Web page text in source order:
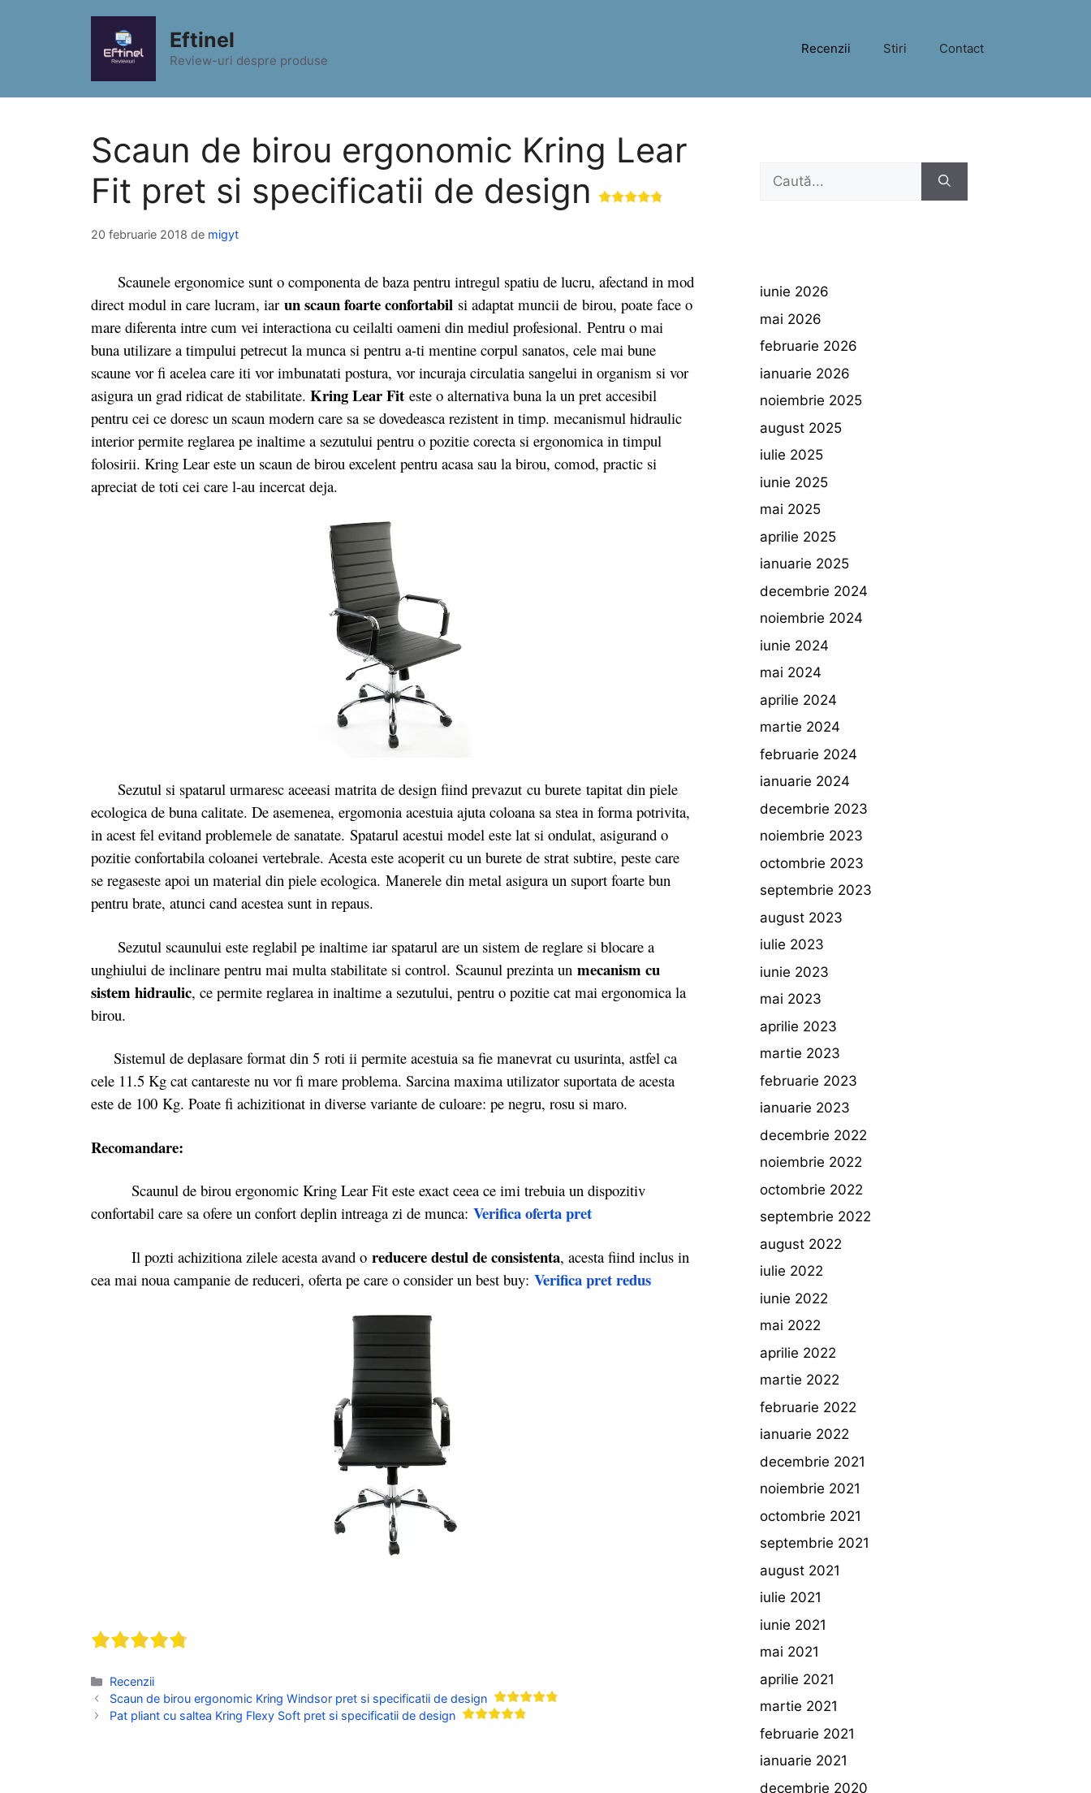
Eftinel
Review-uri despre produse
Recenzii Stiri Contact
Scaun de birou ergonomic Kring Lear
Fit pret si specificatii de design
20 februarie 2018 de migyt
Scaunele ergonomice sunt o componenta de baza pentru intregul spatiu de lucru, afectand in mod
direct modul in care lucram, iar un scaun foarte confortabil si adaptat muncii de birou, poate face o
mare diferenta intre cum vei interactiona cu ceilalti oameni din mediul profesional. Pentru o mai
buna utilizare a timpului petrecut la munca si pentru a-ti mentine corpul sanatos, cele mai bune
scaune vor fi acelea care iti vor imbunatati postura, vor incuraja circulatia sangelui in organism si vor
asigura un grad ridicat de stabilitate. Kring Lear Fit este o alternativa buna la un pret accesibil
pentru cei ce doresc un scaun modern care sa se dovedeasca rezistent in timp. mecanismul hidraulic
interior permite reglarea pe inaltime a sezutului pentru o pozitie corecta si ergonomica in timpul
folosirii. Kring Lear este un scaun de birou excelent pentru acasa sau la birou, comod, practic si
apreciat de toti cei care l-au incercat deja.
Sezutul si spatarul urmaresc aceeasi matrita de design fiind prevazut cu burete tapitat din piele
ecologica de buna calitate. De asemenea, ergomonia acestuia ajuta coloana sa stea in forma potrivita,
in acest fel evitand problemele de sanatate. Spatarul acestui model este lat si ondulat, asigurand o
pozitie confortabila coloanei vertebrale. Acesta este acoperit cu un burete de strat subtire, peste care
se regaseste apoi un material din piele ecologica. Manerele din metal asigura un suport foarte bun
pentru brate, atunci cand acestea sunt in repaus.
Sezutul scaunului este reglabil pe inaltime iar spatarul are un sistem de reglare si blocare a
unghiului de inclinare pentru mai multa stabilitate si control. Scaunul prezinta un mecanism cu
sistem hidraulic, ce permite reglarea in inaltime a sezutului, pentru o pozitie cat mai ergonomica la
birou.
Sistemul de deplasare format din 5 roti ii permite acestuia sa fie manevrat cu usurinta, astfel ca
cele 11.5 Kg cat cantareste nu vor fi mare problema. Sarcina maxima utilizator suportata de acesta
este de 100 Kg. Poate fi achizitionat in diverse variante de culoare: pe negru, rosu si maro.
Recomandare:
Scaunul de birou ergonomic Kring Lear Fit este exact ceea ce imi trebuia un dispozitiv
confortabil care sa ofere un confort deplin intreaga zi de munca: Verifica oferta pret
Il pozti achizitiona zilele acesta avand o reducere destul de consistenta, acesta fiind inclus in
cea mai noua campanie de reduceri, oferta pe care o consider un best buy: Verifica pret redus
Categorii
Recenzii
Scaun de birou ergonomic Kring Windsor pret si specificatii de design
Pat pliant cu saltea Kring Flexy Soft pret si specificatii de design
Caută
iunie 2026
mai 2026
februarie 2026
ianuarie 2026
noiembrie 2025
august 2025
iulie 2025
iunie 2025
mai 2025
aprilie 2025
ianuarie 2025
decembrie 2024
noiembrie 2024
iunie 2024
mai 2024
aprilie 2024
martie 2024
februarie 2024
ianuarie 2024
decembrie 2023
noiembrie 2023
octombrie 2023
septembrie 2023
august 2023
iulie 2023
iunie 2023
mai 2023
aprilie 2023
martie 2023
februarie 2023
ianuarie 2023
decembrie 2022
noiembrie 2022
octombrie 2022
septembrie 2022
august 2022
iulie 2022
iunie 2022
mai 2022
aprilie 2022
martie 2022
februarie 2022
ianuarie 2022
decembrie 2021
noiembrie 2021
octombrie 2021
septembrie 2021
august 2021
iulie 2021
iunie 2021
mai 2021
aprilie 2021
martie 2021
februarie 2021
ianuarie 2021
decembrie 2020